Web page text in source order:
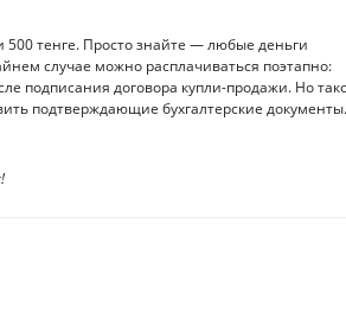
500 тенге. Просто знайте — любые деньги
случае можно расплачиваться поэтапно:
подписания договора купли-продажи. Но
подтверждающие бухгалтерские документы.
кредиту в РК